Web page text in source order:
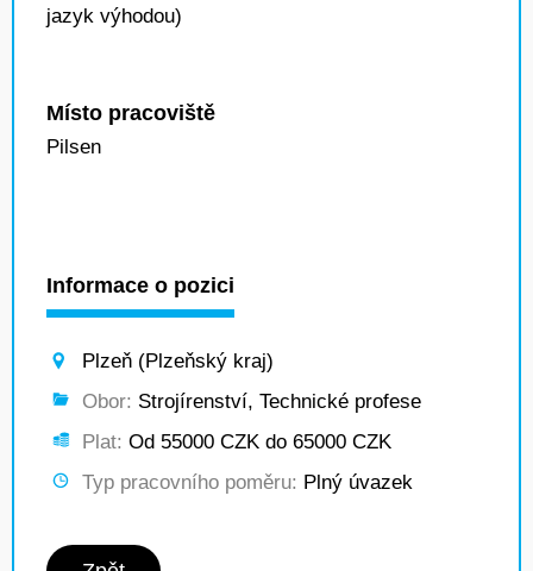
jazyk výhodou)
Místo pracoviště
Pilsen
Informace o pozici
Plzeň (Plzeňský kraj)
Obor: Strojírenství, Technické profese
Plat: Od 55000 CZK do 65000 CZK
Typ pracovního poměru: Plný úvazek